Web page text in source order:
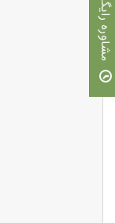
مشاوره رایگان